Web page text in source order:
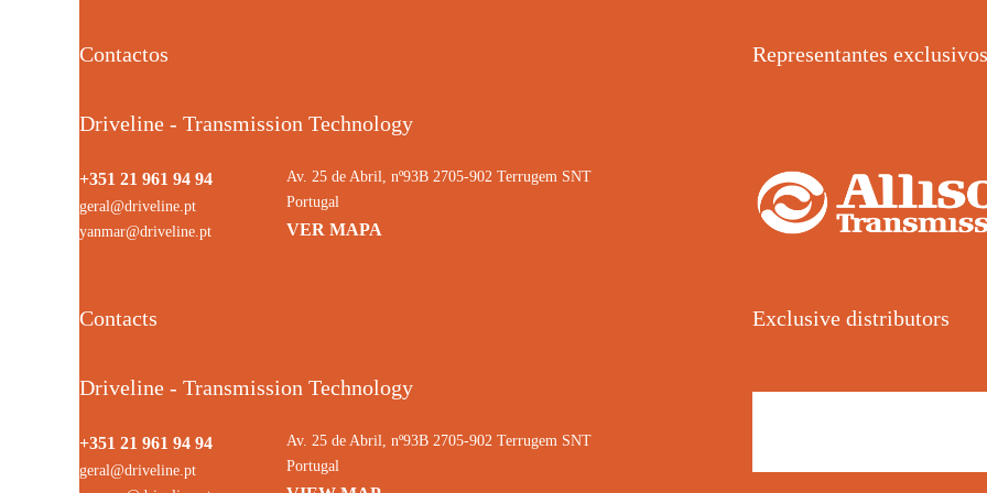
Contactos
Driveline - Transmission Technology
+351 21 961 94 94
geral@driveline.pt
yanmar@driveline.pt
Av. 25 de Abril, nº93B 2705-902 Terrugem SNT
Portugal
VER MAPA
Representantes exclusivos
Contacts
Driveline - Transmission Technology
+351 21 961 94 94
geral@driveline.pt
Av. 25 de Abril, nº93B 2705-902 Terrugem SNT
Portugal
Exclusive distributors